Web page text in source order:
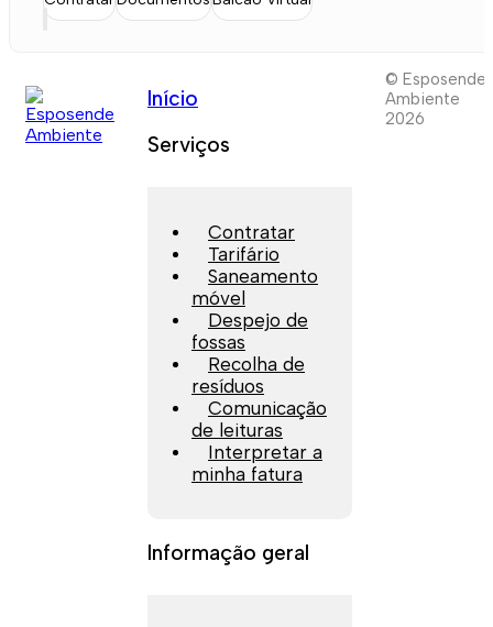
Início
Serviços
Contratar
Tarifário
Saneamento
móvel
Despejo de
fossas
Recolha de
resíduos
Comunicação
de leituras
Interpretar a
minha fatura
Informação geral
© Esposende
Ambiente
2026